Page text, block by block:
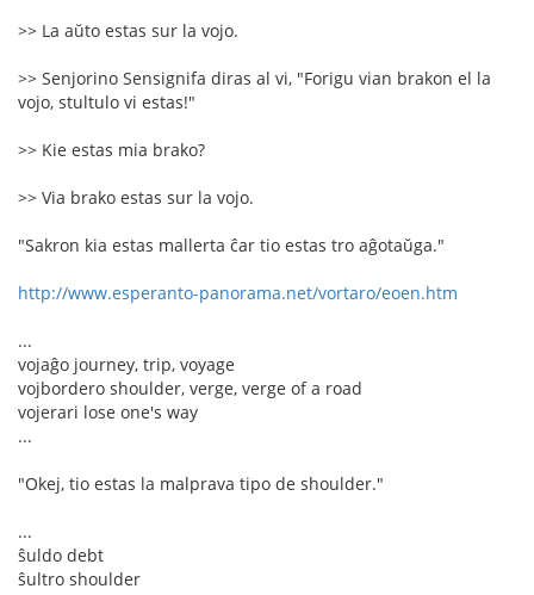
>> La aŭto estas sur la vojo.
>> Senjorino Sensignifa diras al vi, "Forigu vian brakon el la
vojo, stultulo vi estas!"
>> Kie estas mia brako?
>> Via brako estas sur la vojo.
"Sakron kia estas mallerta ĉar tio estas tro aĝotaŭga."
http://www.esperanto-panorama.net/vortaro/eoen.htm
...
vojaĝo journey, trip, voyage
vojbordero shoulder, verge, verge of a road
vojerari lose one's way
...
"Okej, tio estas la malprava tipo de shoulder."
...
ŝuldo debt
ŝultro shoulder